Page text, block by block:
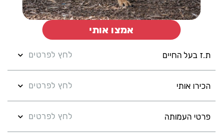
ת.ז בעל החיים לחץ לפרטים
הכירו אותי לחץ לפרטים
פרטי העמותה לחץ לפרטים
אמצו אותי